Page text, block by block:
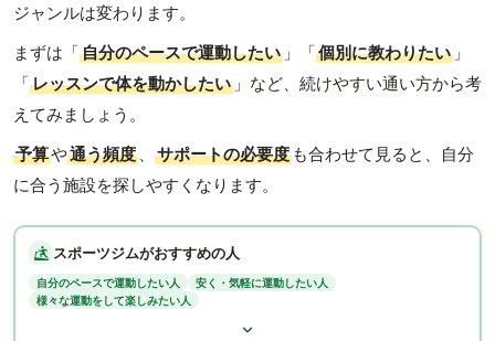
ジャンルは変わります。
まずは「自分のペースで運動したい 」「個別に教わりたい 」
「レッスンで体を動かしたい 」など、続けやすい通い方から考
えてみましょう。
予算や通う頻度 、 サポートの必要度 も合わせて見ると、自分
に合う施設を探しやすくなります。
スポーツジムがおすすめの人
自分のペースで運動したい人
安く・気軽に運動したい人
様々な運動をして楽しみたい人